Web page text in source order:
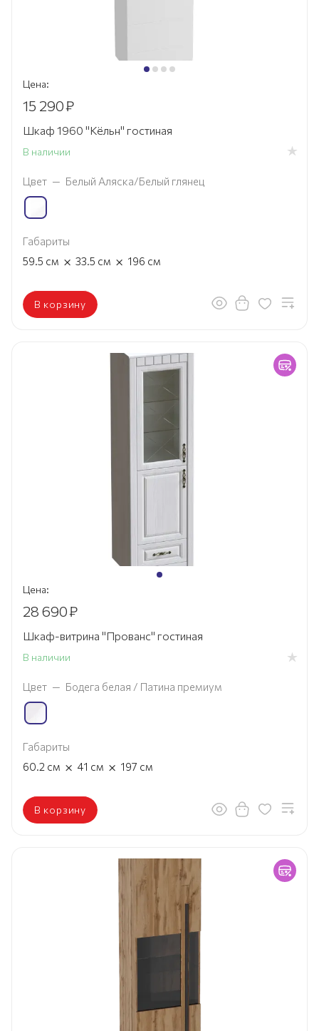
Цена:
15 290₽
Шкаф 1960 "Кёльн" гостиная
В наличии
Цвет — Белый Аляска/Белый глянец
Габариты
59.5 см × 33.5 см × 196 см
В корзину
Цена:
28 690₽
Шкаф-витрина "Прованс" гостиная
В наличии
Цвет — Бодега белая / Патина премиум
Габариты
60.2 см × 41 см × 197 см
В корзину